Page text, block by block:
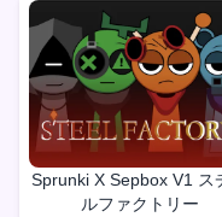
Sprunki X Sepbox V1 ス
ルファクトリー